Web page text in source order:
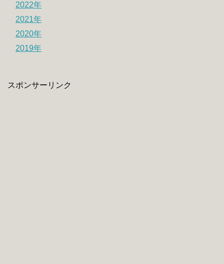
2022年
2021年
2020年
2019年
スポンサーリンク